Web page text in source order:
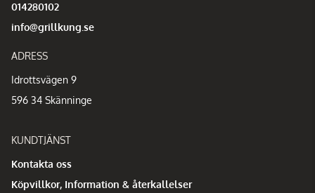
014280102
info@grillkung.se
ADRESS
Idrottsvägen 9
596 34 Skänninge
KUNDTJÄNST
Kontakta oss
Köpvillkor, Information & återkallelser